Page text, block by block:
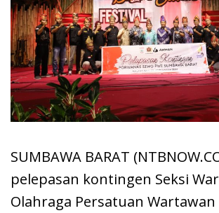
SUMBAWA BARAT
pelepasan kontingen Seksi
Olahraga Persatuan